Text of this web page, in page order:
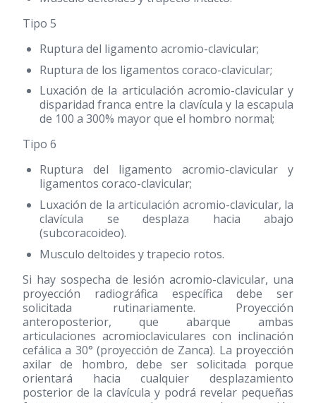
Tipo 5
Ruptura del ligamento acromio-clavicular;
Ruptura de los ligamentos coraco-clavicular;
Luxación de la articulación acromio-clavicular y
disparidad franca entre la clavícula y la escapula
de 100 a 300% mayor que el hombro normal;
Tipo 6
Ruptura del ligamento acromio-clavicular y
ligamentos coraco-clavicular;
Luxación de la articulación acromio-clavicular, la
clavícula se desplaza hacia abajo
(subcoracoideo).
Musculo deltoides y trapecio rotos.
Si hay sospecha de lesión acromio-clavicular, una
proyección radiográfica específica debe ser
solicitada rutinariamente. Proyección
anteroposterior, que abarque ambas
articulaciones acromioclaviculares con inclinación
cefálica a 30° (proyección de Zanca). La proyección
axilar de hombro, debe ser solicitada porque
orientará hacia cualquier desplazamiento
posterior de la clavícula y podrá revelar pequeñas